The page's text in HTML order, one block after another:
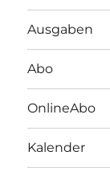
Ausgaben
Abo
OnlineAbo
Kalender